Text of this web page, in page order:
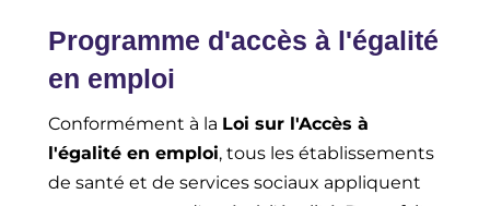
Programme d'accès à l'égalité
en emploi
Conformément à la Loi sur l'Accès à
l'égalité en emploi, tous les établissements
de santé et de services sociaux appliquent